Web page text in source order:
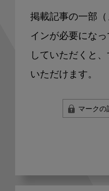
掲載記事の一部
インが必要にな
していただくと
いただけます。
マークの